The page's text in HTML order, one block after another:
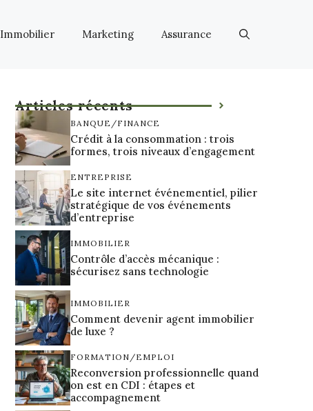
Immobilier Marketing Assurance
Articles récents
BANQUE/FINANCE
Crédit à la consommation : trois
formes, trois niveaux d’engagement
ENTREPRISE
Le site internet événementiel, pilier
stratégique de vos événements
d’entreprise
IMMOBILIER
Contrôle d’accès mécanique :
sécurisez sans technologie
IMMOBILIER
Comment devenir agent immobilier
de luxe ?
FORMATION/EMPLOI
Reconversion professionnelle quand
on est en CDI : étapes et
accompagnement